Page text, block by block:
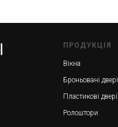
ПРОДУКЦІЯ
Вікна
Броньовані двері
Пластикові двері
Ролоштори